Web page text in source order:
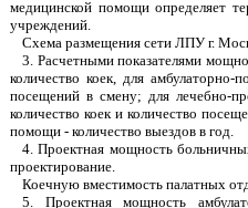
медицинской помощи определяет
учреждений.
Схема размещения сети ЛПУ г.
3. Расчетными показателями
количество коек, для
посещений в смену; для лечебно-
количество коек и количество
помощи - количество выездов в год.
4. Проектная мощность
проектирование.
Коечную вместимость палатных
5. Проектная мощность